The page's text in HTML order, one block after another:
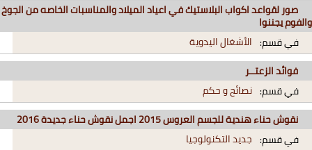
صور لقواعد اكواب البلاستيك في اعياد الميلاد والمناسبات الخاصه من الجوخ
والفوم يجننوا
في قسم: الأشغال اليدوية
فوائد الزعتــر
في قسم: نصائح و حكم
نقوش حناء هندية للجسم العروس 2015 اجمل نقوش حناء جديدة 2016
في قسم: جديد التكنولوجيا